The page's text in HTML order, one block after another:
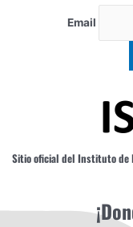
Email
Sitio oficial del Instituto de